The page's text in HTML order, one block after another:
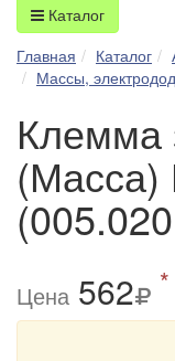
Каталог
Главная
Каталог
Массы,
Клемма
(Масса)
Цена 562 *